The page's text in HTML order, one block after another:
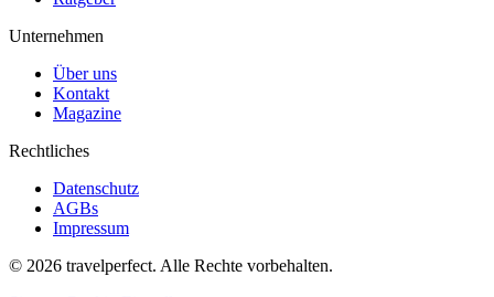
Unternehmen
Über uns
Kontakt
Magazine
Rechtliches
Datenschutz
AGBs
Impressum
© 2026 travelperfect. Alle Rechte vorbehalten.